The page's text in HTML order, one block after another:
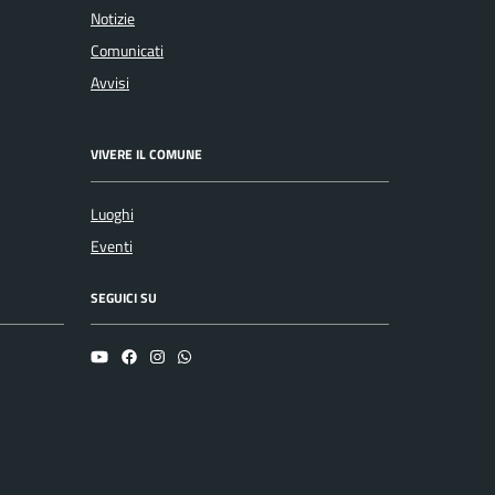
Notizie
Comunicati
Avvisi
VIVERE IL COMUNE
Luoghi
Eventi
SEGUICI SU
YouTubeFacebookInstagramWhatsapp